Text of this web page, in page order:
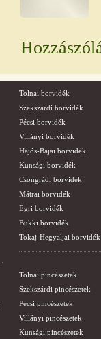
Tolnai borvidék
Szekszárdi borvidék
Pécsi borvidék
Villányi borvidék
Hajós-Bajai borvidék
Kunsági borvidék
Csongrádi borvidék
Mátrai borvidék
Egri borvidék
Bükki borvidék
Tokaj-Hegyaljai borvidék
Tolnai pincészetek
Szekszárdi pincészetek
Pécsi pincészetek
Villányi pincészetek
Kunsági pincészetek